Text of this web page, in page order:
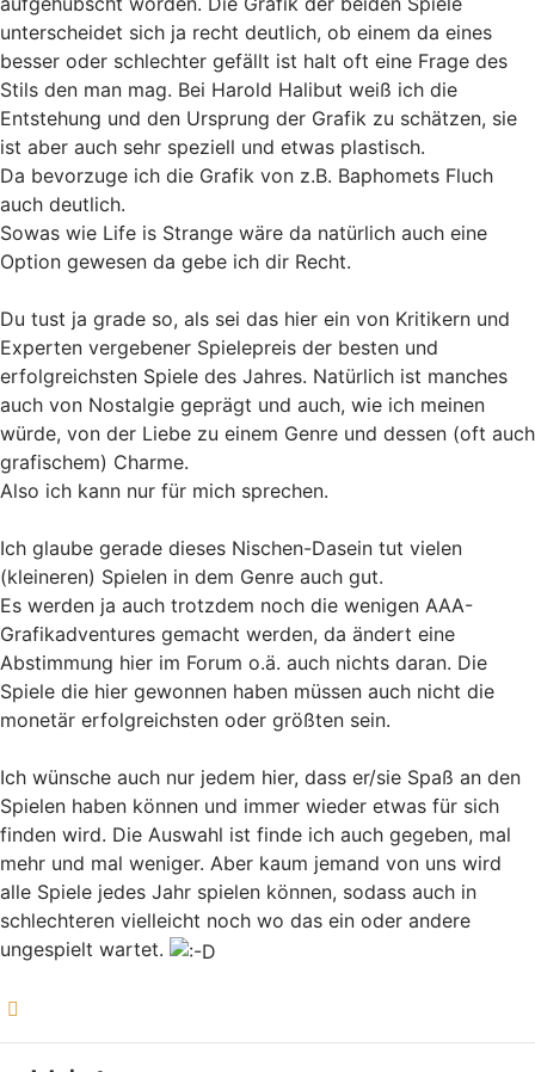
unterscheidet sich ja recht deutlich, ob einem da eines
besser oder schlechter gefällt ist halt oft eine Frage des
Stils den man mag. Bei Harold Halibut weiß ich die
Entstehung und den Ursprung der Grafik zu schätzen, sie
ist aber auch sehr speziell und etwas plastisch.
Da bevorzuge ich die Grafik von z.B. Baphomets Fluch
auch deutlich.
Sowas wie Life is Strange wäre da natürlich auch eine
Option gewesen da gebe ich dir Recht.
Du tust ja grade so, als sei das hier ein von Kritikern und
Experten vergebener Spielepreis der besten und
erfolgreichsten Spiele des Jahres. Natürlich ist manches
auch von Nostalgie geprägt und auch, wie ich meinen
würde, von der Liebe zu einem Genre und dessen (oft auch
grafischem) Charme.
Also ich kann nur für mich sprechen.
Ich glaube gerade dieses Nischen-Dasein tut vielen
(kleineren) Spielen in dem Genre auch gut.
Es werden ja auch trotzdem noch die wenigen AAA-
Grafikadventures gemacht werden, da ändert eine
Abstimmung hier im Forum o.ä. auch nichts daran. Die
Spiele die hier gewonnen haben müssen auch nicht die
monetär erfolgreichsten oder größten sein.
Ich wünsche auch nur jedem hier, dass er/sie Spaß an den
Spielen haben können und immer wieder etwas für sich
finden wird. Die Auswahl ist finde ich auch gegeben, mal
mehr und mal weniger. Aber kaum jemand von uns wird
alle Spiele jedes Jahr spielen können, sodass auch in
schlechteren vielleicht noch wo das ein oder andere
ungespielt wartet.